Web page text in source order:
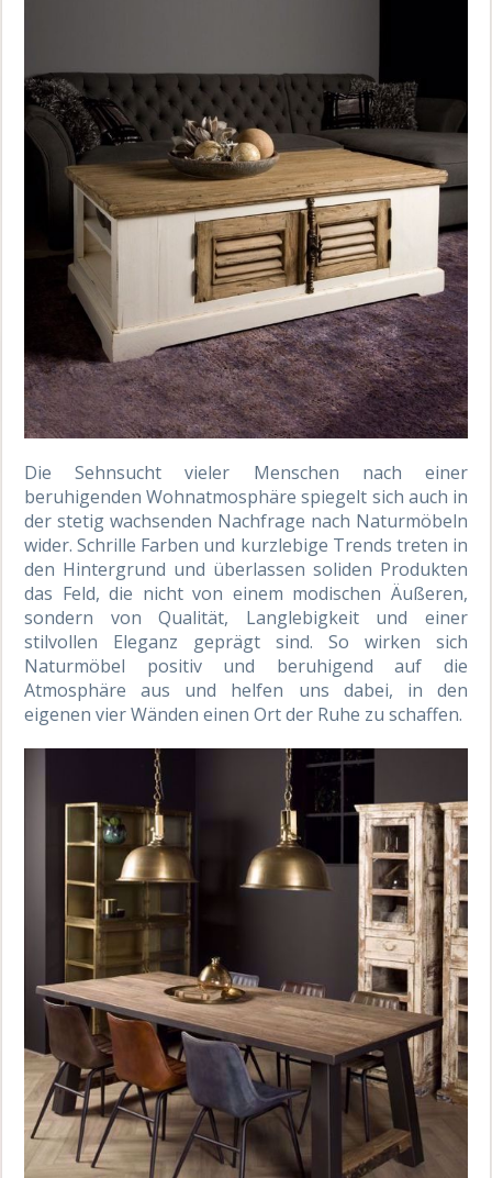
Die Sehnsucht vieler Menschen nach einer
beruhigenden Wohnatmosphäre spiegelt sich auch in
der stetig wachsenden Nachfrage nach Naturmöbeln
wider. Schrille Farben und kurzlebige Trends treten in
den Hintergrund und überlassen soliden Produkten
das Feld, die nicht von einem modischen Äußeren,
sondern von Qualität, Langlebigkeit und einer
stilvollen Eleganz geprägt sind. So wirken sich
Naturmöbel positiv und beruhigend auf die
Atmosphäre aus und helfen uns dabei, in den
eigenen vier Wänden einen Ort der Ruhe zu schaffen.